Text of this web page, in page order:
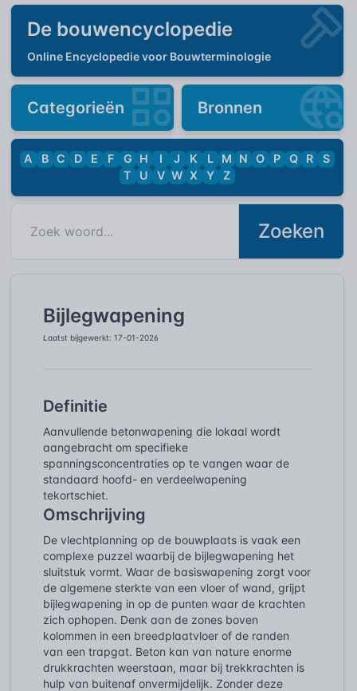
De bouwencyclopedie
Online Encyclopedie voor Bouwterminologie
Categorieën Bronnen
A B C D E F G H I J K L M N O P Q R
S
T
U V W X Y Z
Zoeken
Bijlegwapening
Laatst bijgewerkt: 17-01-2026
Definitie
Aanvullende betonwapening die lokaal wordt
aangebracht om specifieke
spanningsconcentraties op te vangen waar de
standaard hoofd- en verdeelwapening
tekortschiet.
Omschrijving
De vlechtplanning op de bouwplaats is vaak een
complexe puzzel waarbij de bijlegwapening het
sluitstuk vormt. Waar de basiswapening zorgt voor
de algemene sterkte van een vloer of wand, grijpt
bijlegwapening in op de punten waar de krachten
zich ophopen. Denk aan de zones boven
kolommen in een breedplaatvloer of de randen
van een trapgat. Beton kan van nature enorme
drukkrachten weerstaan, maar bij trekkrachten is
hulp van buitenaf onvermijdelijk. Zonder deze